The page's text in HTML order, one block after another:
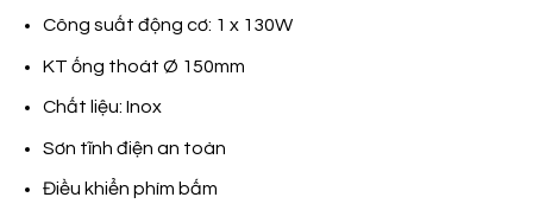
Công suất động cơ: 1 x 130W
KT ống thoát Ø 150mm
Chất liệu: Inox
Sơn tĩnh điện an toàn
Điều khiển phím bấm